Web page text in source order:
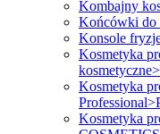
Kombajny
Końcówki do
Konsole
Kosmetyka
Kosmetyka
Kosmetyka